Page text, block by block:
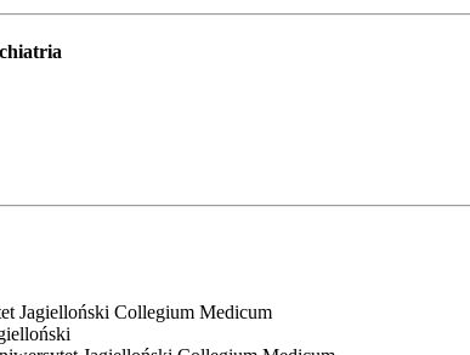
Jagielloński Collegium Medicum